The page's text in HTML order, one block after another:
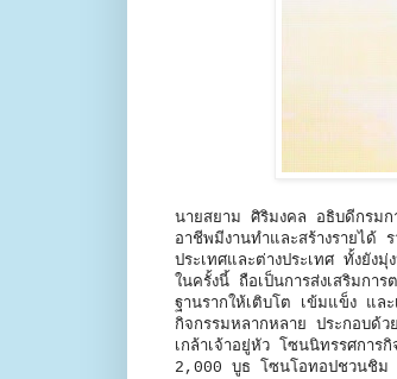
นายสยาม ศิริมงคล อธิบดีกรมก
อาชีพมีงานทำและสร้างรายได้
ประเทศและต่างประเทศ ทั้งยัง
ในครั้งนี้ ถือเป็นการส่งเสริมกา
ฐานรากให้เติบโต เข้มแข็ง แล
กิจกรรมหลากหลาย ประกอบด้
เกล้าเจ้าอยู่หัว โซนนิทรรศกา
2,000 บูธ โซนโอทอปชวนชิม